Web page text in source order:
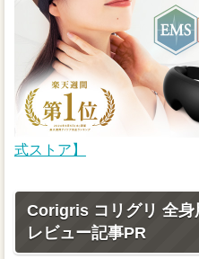
式ストア】
Corigris コリグリ 全身
レビュー記事PR